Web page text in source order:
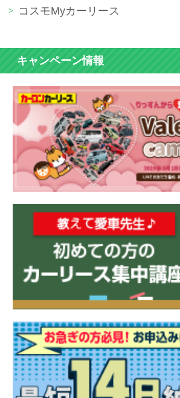
コスモMyカーリース
キャンペーン情報